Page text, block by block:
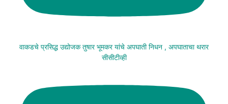
वाकडचे प्रसिद्ध उद्योजक तुषार भूमकर यांचे अपघाती निधन , अपघाताचा थरार
सीसीटीव्ही